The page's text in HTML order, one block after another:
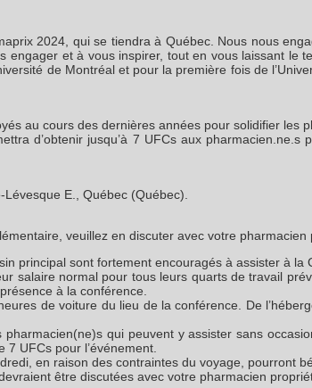
2024, qui se tiendra à Québec. Nous nous
et à vous inspirer, tout en vous laissant le
de Montréal et pour la première fois de
au cours des dernières années pour solidifier les
d’obtenir jusqu’à 7 UFCs aux
E., Québec (Québec).
veuillez en discuter avec votre pharmacien
principal sont fortement encouragés à assister à la
salaire normal pour tous leurs quarts de travail
à la conférence.
de voiture du lieu de la conférence. De
qui peuvent y assister sans
UFCs pour l’événement.
en raison des contraintes du voyage, pourront
être discutées avec votre pharmacien